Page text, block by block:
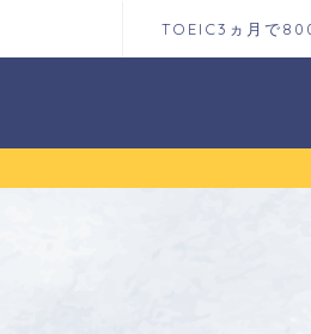
TOEIC3ヵ月で